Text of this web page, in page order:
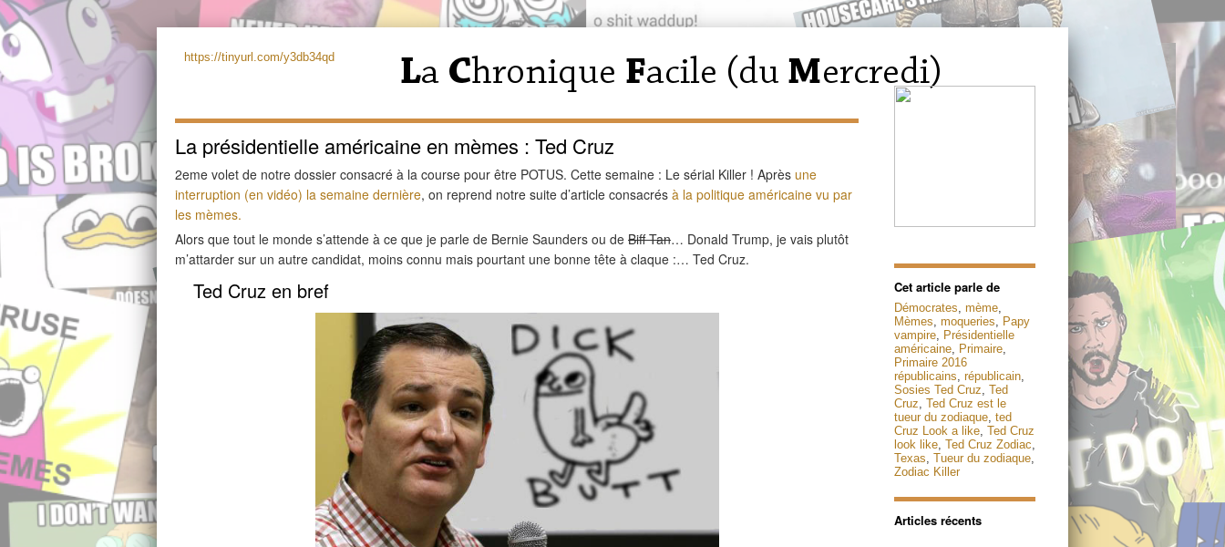
https://tinyurl.com/y3db34qd
La présidentielle américaine en mèmes : Ted Cruz
2eme volet de notre dossier consacré à la course pour être POTUS. Cette semaine : Le sérial Killer ! Après une
interruption (en vidéo) la semaine dernière, on reprend notre suite d’article consacrés à la politique américaine vu par
les mèmes.
Alors que tout le monde s’attende à ce que je parle de Bernie Saunders ou de Biff Tan… Donald Trump, je vais plutôt
m’attarder sur un autre candidat, moins connu mais pourtant une bonne tête à claque :… Ted Cruz.
Ted Cruz en bref Cet article parle de
Démocrates, mème,
Mèmes, moqueries, Papy
vampire, Présidentielle
américaine, Primaire,
Primaire 2016
républicains, républicain,
Sosies Ted Cruz, Ted
Cruz, Ted Cruz est le
tueur du zodiaque, ted
Cruz Look a like, Ted Cruz
look like, Ted Cruz Zodiac,
Texas, Tueur du zodiaque,
Zodiac Killer
Articles récents